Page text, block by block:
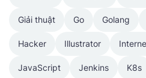
Giải thuật Go Golang
Hacker Illustrator
JavaScript Jenkins K8s